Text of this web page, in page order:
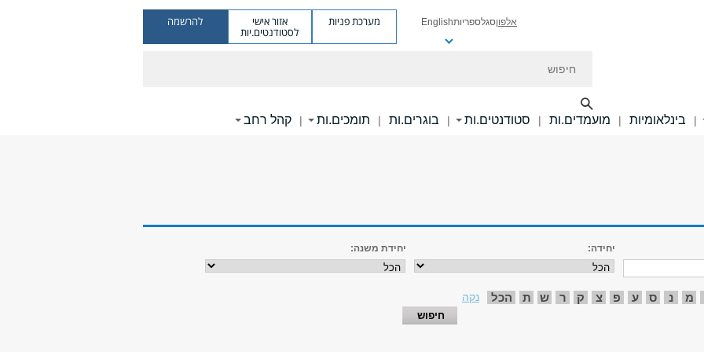
אלפוןסגלספריותEnglish מערכת פניות אזור אישי
לסטודנטים.יות
להרשמה
| בינלאומיות | מועמדים.ות | סטודנטים.ות | בוגרים.ות | תומכים.ות | קהל רחב
יחידה: יחידת משנה:
מ נ ס ע פ צ ק ר ש ת הכל נקה